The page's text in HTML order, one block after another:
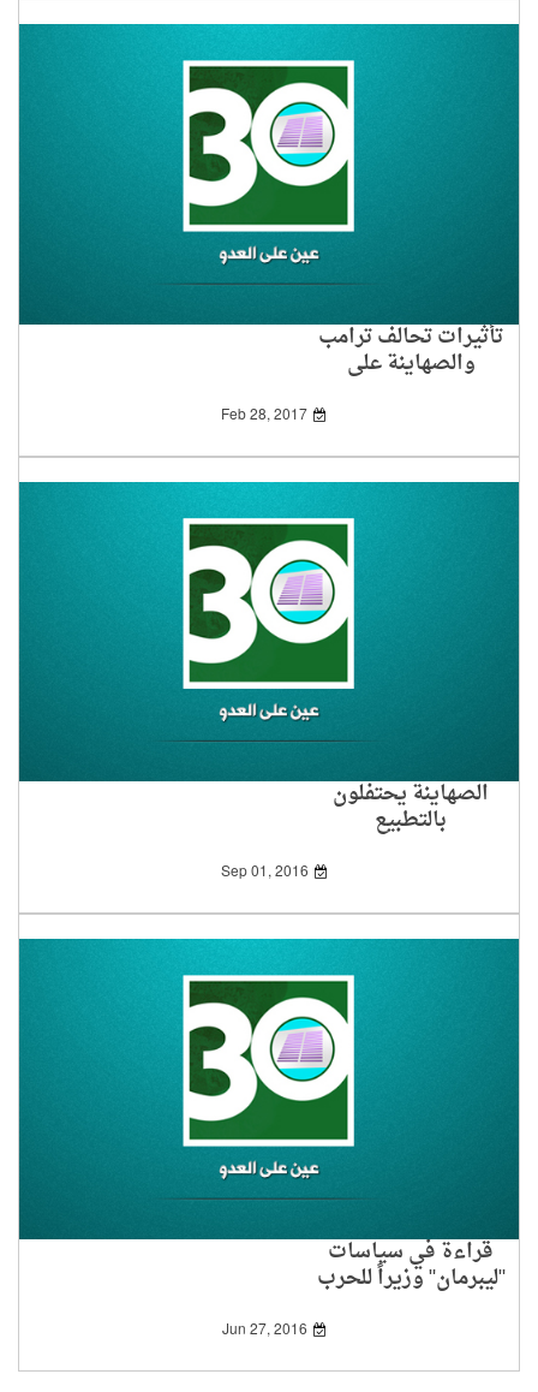
تأثيرات تحالف ترامب
والصهاينة على
الفلسطينيين
Feb 28, 2017
الصهاينة يحتفلون
بالتطبيع
Sep 01, 2016
قراءة في سياسات
"ليبرمان" وزيراً للحرب
Jun 27, 2016